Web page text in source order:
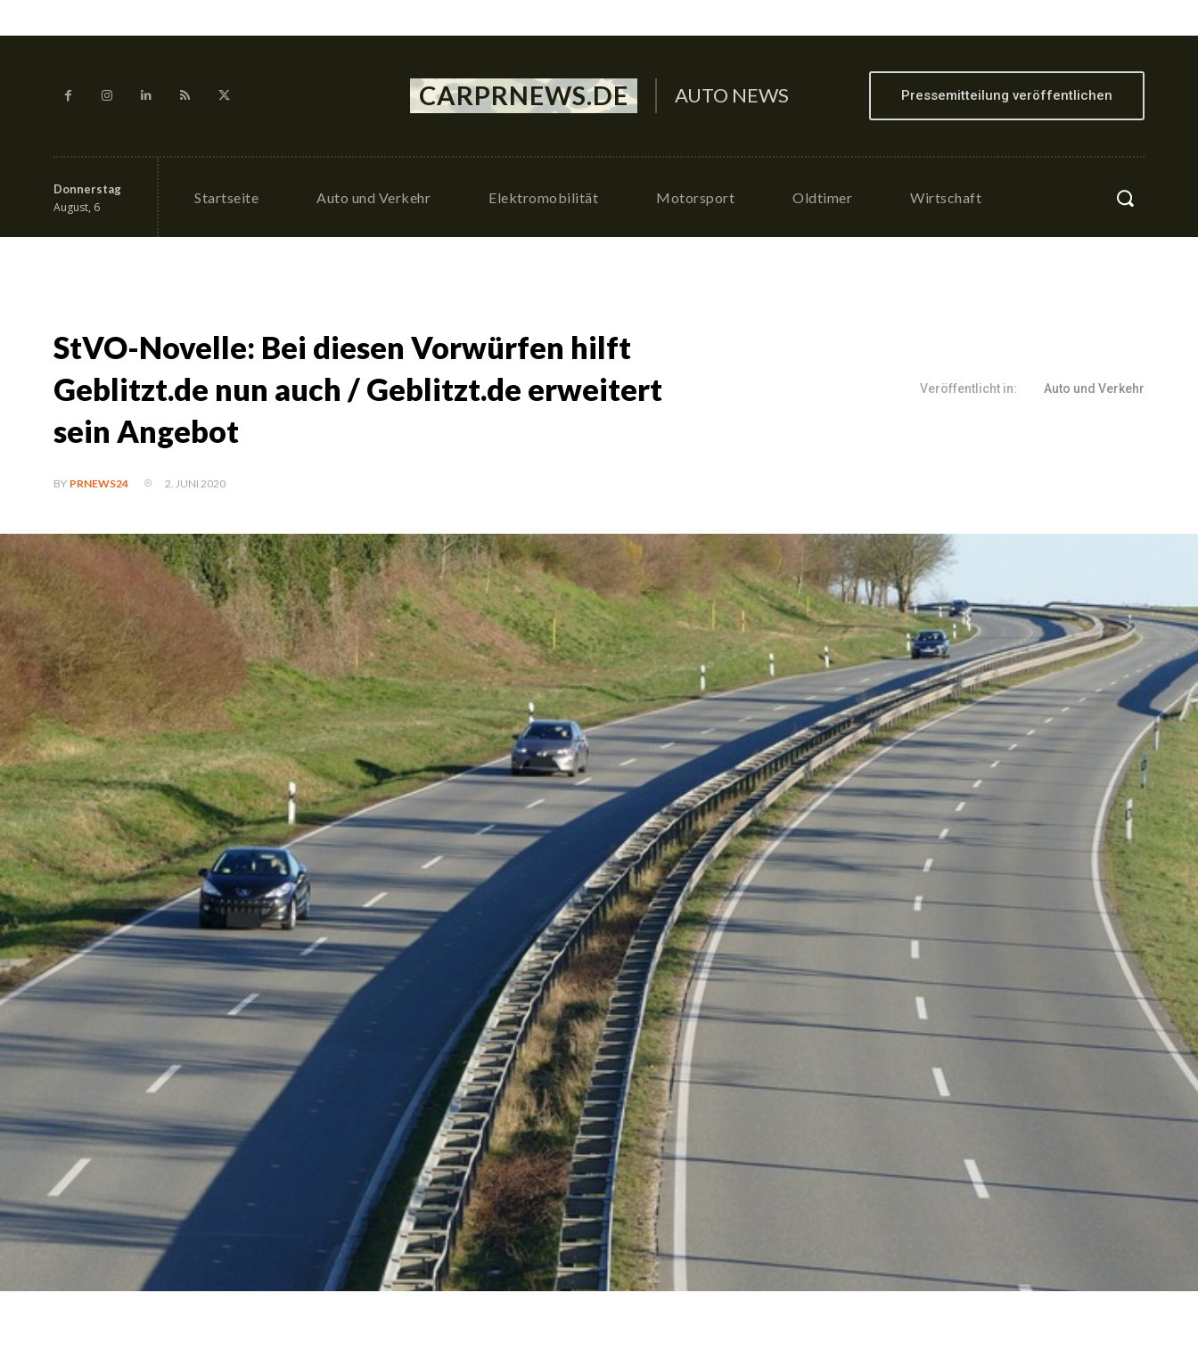
CARPRNEWS.DE AUTO NEWS Pressemitteilung veröffentlichen
Donnerstag
August, 6
Startseite Auto und Verkehr Elektromobilität Motorsport Oldtimer Wirtschaft
StVO-Novelle: Bei diesen Vorwürfen hilft
Geblitzt.de nun auch / Geblitzt.de erweitert
sein Angebot
Veröffentlicht in: Auto und Verkehr
BY PRNEWS24 2. JUNI 2020